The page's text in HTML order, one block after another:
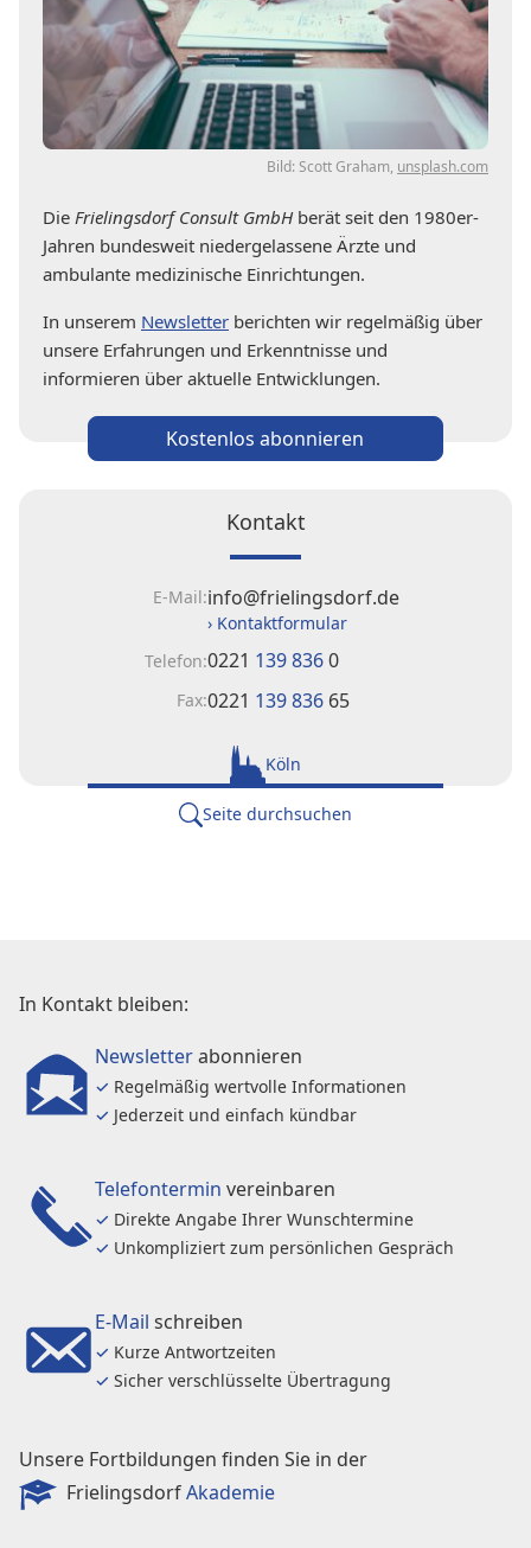
Kontakt
E-Mail:info@frielingsdorf.de
› Kontaktformular
Telefon:0221 139 8360
Fax:0221 139 836 65
Köln
Seite durchsuchen
Bild: Scott Graham, unsplash.com
Die Frielingsdorf Consult GmbHberät seit den 1980er-
Jahren bundesweit niedergelassene Ärzte und
ambulante medizinische Einrichtungen.
In unserem Newsletter berichten wir regelmäßig über
unsere Erfahrungen und Erkenntnisse und
informieren über aktuelle Entwicklungen.
Kostenlos abonnieren
In Kontakt bleiben:
Newsletterabonnieren
✓ Regelmäßig wertvolle Informationen
✓ Jederzeit und einfach kündbar
Telefontermin vereinbaren
✓ Direkte Angabe Ihrer Wunschtermine
✓ Unkompliziert zum persönlichen Gespräch
E-Mail schreiben
✓ Kurze Antwortzeiten
✓ Sicher verschlüsselte Übertragung
Unsere Fortbildungen finden Sie in der
FrielingsdorfAkademie